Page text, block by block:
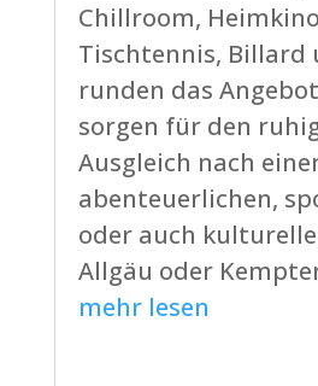
Chillroom,
Tischtennis, Billard
runden das
sorgen für den
Ausgleich nach
abenteuerlichen,
oder auch
Allgäu oder
mehr lesen